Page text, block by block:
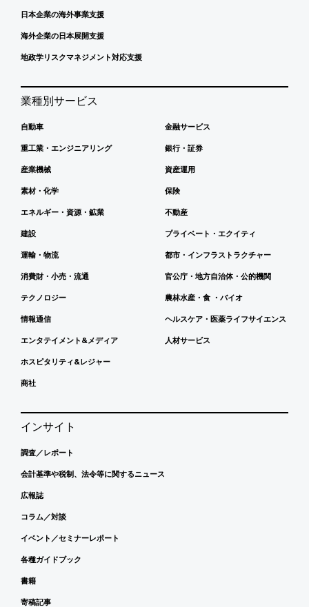
日本企業の海外事業支援
海外企業の日本展開支援
地政学リスクマネジメント対応支援
業種別サービス
自動車
重工業・エンジニアリング
産業機械
素材・化学
エネルギー・資源・鉱業
建設
運輸・物流
消費財・小売・流通
テクノロジー
情報通信
エンタテイメント&メディア
ホスピタリティ&レジャー
商社
金融サービス
銀行・証券
資産運用
保険
不動産
プライベート・エクイティ
都市・インフラストラクチャー
官公庁・地方自治体・公的機関
農林水産・食 ・バイオ
ヘルスケア・医薬ライフサイエンス
人材サービス
インサイト
調査／レポート
会計基準や税制、法令等に関するニュース
広報誌
コラム／対談
イベント／セミナーレポート
各種ガイドブック
書籍
寄稿記事